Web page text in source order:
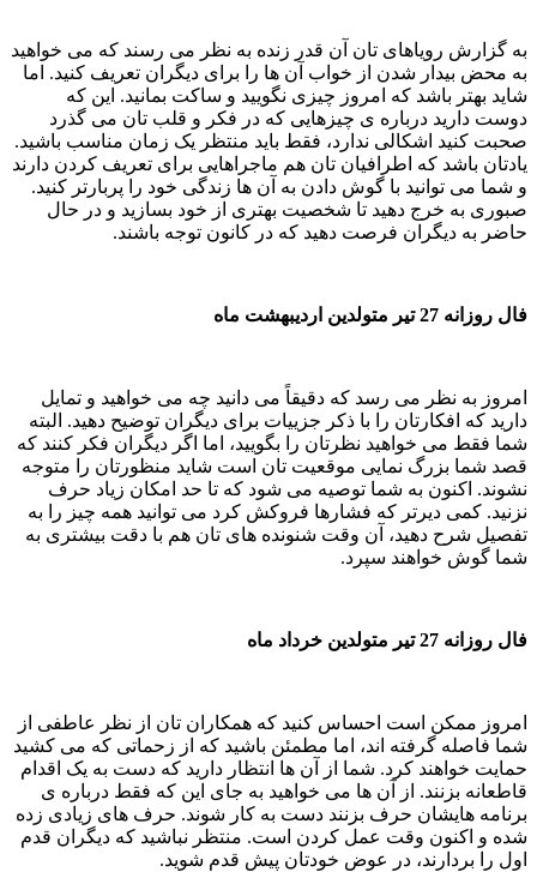
به گزارش رویاهای تان آن قدر زنده به نظر می رسند که می خواهید
به محض بیدار شدن از خواب آن ها را برای دیگران تعریف کنید. اما
شاید بهتر باشد که امروز چیزی نگویید و ساکت بمانید. این که
دوست دارید درباره ی چیزهایی که در فکر و قلب تان می گذرد
صحبت کنید اشکالی ندارد، فقط باید منتظر یک زمان مناسب باشید.
یادتان باشد که اطرافیان تان هم ماجراهایی برای تعریف کردن دارند
و شما می توانید با گوش دادن به آن ها زندگی خود را پربارتر کنید.
صبوری به خرج دهید تا شخصیت بهتری از خود بسازید و در حال
حاضر به دیگران فرصت دهید که در کانون توجه باشند.
فال روزانه 27 تیر متولدین اردیبهشت ماه
امروز به نظر می رسد که دقیقاً می دانید چه می خواهید و تمایل
دارید که افکارتان را با ذکر جزییات برای دیگران توضیح دهید. البته
شما فقط می خواهید نظرتان را بگویید، اما اگر دیگران فکر کنند که
قصد شما بزرگ نمایی موقعیت تان است شاید منظورتان را متوجه
نشوند. اکنون به شما توصیه می شود که تا حد امکان زیاد حرف
نزنید. کمی دیرتر که فشارها فروکش کرد می توانید همه چیز را به
تفصیل شرح دهید، آن وقت شنونده های تان هم با دقت بیشتری به
شما گوش خواهند سپرد.
فال روزانه 27 تیر متولدین خرداد ماه
امروز ممکن است احساس کنید که همکاران تان از نظر عاطفی از
شما فاصله گرفته اند، اما مطمئن باشید که از زحماتی که می کشید
حمایت خواهند کرد. شما از آن ها انتظار دارید که دست به یک اقدام
قاطعانه بزنند. از آن ها می خواهید به جای این که فقط درباره ی
برنامه هایشان حرف بزنند دست به کار شوند. حرف های زیادی زده
شده و اکنون وقت عمل کردن است. منتظر نباشید که دیگران قدم
اول را بردارند، در عوض خودتان پیش قدم شوید.